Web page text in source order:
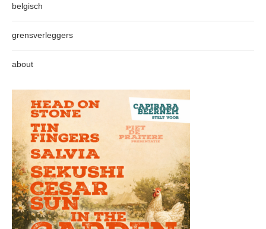
belgisch
grensverleggers
about